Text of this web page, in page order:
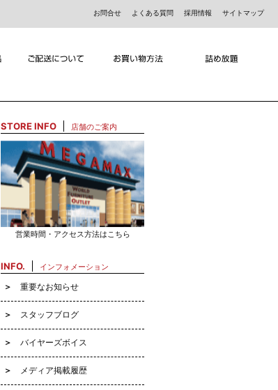
お問合せ よくある質問 採用情報 サイトマップ
STORE INFO 店舗のご案内
営業時間・アクセス方法はこちら
INFO. インフォメーション
重要なお知らせ
スタッフブログ
バイヤーズボイス
メディア掲載履歴